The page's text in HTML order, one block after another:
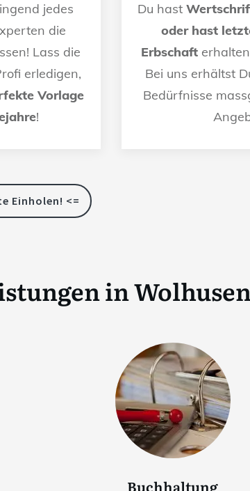
jedes
die
Lass die
erledigen,
Vorlage
!
Du hast
oder hast
Erbschaft
Bei uns erhältst
Bedürfnisse
Einholen! <=
in
Buchhaltung